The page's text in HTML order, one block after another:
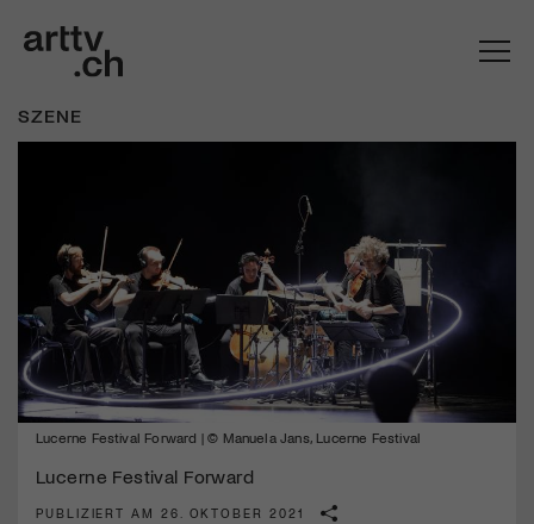
SZENE
Lucerne Festival Forward | © Manuela Jans, Lucerne Festival
Lucerne Festival Forward
PUBLIZIERT AM 26. OKTOBER 2021
Mach mit: «Be Part of the Art»!
Kulturinstitution und unterstütze unsere Arbeit.
Mit deiner Mitgliedschaft erhältst du kostenlosen Zugang zu